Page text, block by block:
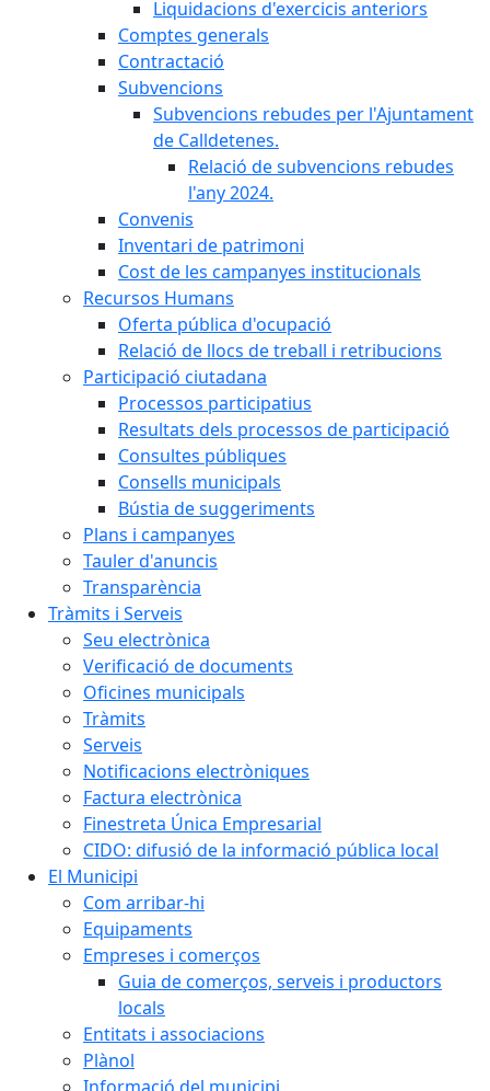
Liquidacions d'exercicis anteriors
Comptes generals
Contractació
Subvencions
Subvencions rebudes per l'Ajuntament
de Calldetenes.
Relació de subvencions rebudes
l'any 2024.
Convenis
Inventari de patrimoni
Cost de les campanyes institucionals
Recursos Humans
Oferta pública d'ocupació
Relació de llocs de treball i retribucions
Participació ciutadana
Processos participatius
Resultats dels processos de participació
Consultes públiques
Consells municipals
Bústia de suggeriments
Plans i campanyes
Tauler d'anuncis
Transparència
Tràmits i Serveis
Seu electrònica
Verificació de documents
Oficines municipals
Tràmits
Serveis
Notificacions electròniques
Factura electrònica
Finestreta Única Empresarial
CIDO: difusió de la informació pública local
El Municipi
Com arribar-hi
Equipaments
Empreses i comerços
Guia de comerços, serveis i productors
locals
Entitats i associacions
Plànol